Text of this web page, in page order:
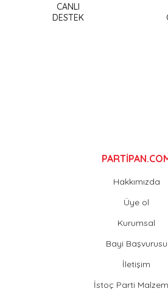
Ürün açıklamasında eksik bilgiler
Ürün bilgilerinde hatalar bulunuyor.
CANLI
DESTEK
Hakkımızda
Üye ol
Kurumsal
Bayi Başvurusu
İletişim
İstoç Parti